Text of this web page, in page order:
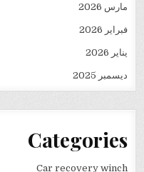
مارس 2026
فبراير 2026
يناير 2026
ديسمبر 2025
Categories
Car recovery winch